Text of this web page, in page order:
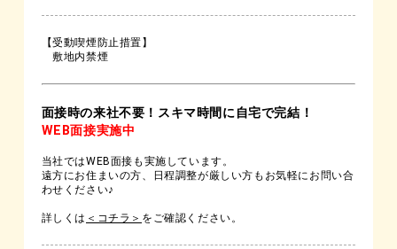
【受動喫煙防止措置】
敷地内禁煙
面接時の来社不要！スキマ時間に自宅で完結！
WEB面接実施中
当社ではWEB面接も実施しています。
遠方にお住まいの方、日程調整が厳しい方もお気軽にお問い合
わせください♪
詳しくは ＜コチラ＞ をご確認ください。